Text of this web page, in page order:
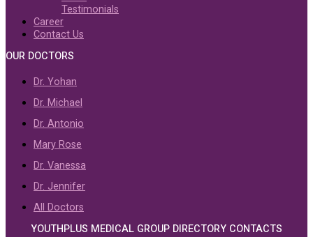
Testimonials
Career
Contact Us
OUR DOCTORS
Dr. Yohan
Dr. Michael
Dr. Antonio
Mary Rose
Dr. Vanessa
Dr. Jennifer
All Doctors
YOUTHPLUS MEDICAL GROUP DIRECTORY CONTACTS